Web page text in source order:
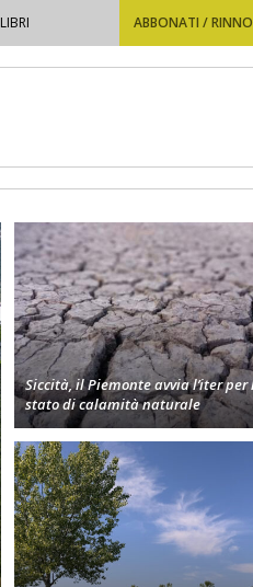
LIBRI ABBONATI /
Siccità, il Piemonte avvia l’iter per
stato di calamità naturale